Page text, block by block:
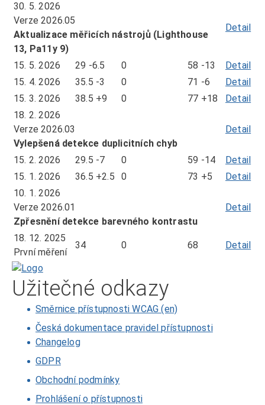
7.15.
30. 5. 2026
Verze 2026.05
Aktualizace měřicích nástrojů (Lighthouse
13, Pa11y 9)
Detail
15. 5. 2026 29 -6.5 0 58 -13 Detail
15. 4. 2026 35.5 -3 0 71 -6 Detail
15. 3. 2026 38.5 +9 0 77 +18 Detail
18. 2. 2026
Verze 2026.03
Vylepšená detekce duplicitních chyb
Detail
15. 2. 2026 29.5 -7 0 59 -14 Detail
15. 1. 2026 36.5 +2.5 0 73 +5 Detail
10. 1. 2026
Verze 2026.01
Zpřesnění detekce barevného kontrastu
Detail
18. 12. 2025
První měření
34 0 68 Detail
Domů
Užitečné odkazy
Směrnice přístupnosti WCAG (en)
Česká dokumentace pravidel přístupnosti
Changelog
GDPR
Obchodní podmínky
Prohlášení o přístupnosti